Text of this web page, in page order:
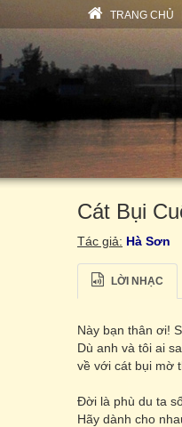
TRANG CHỦ
Cát Bụi
Tác giả: Hà Sơn
LỜI NHẠC
Này bạn thân ơi!
Dù anh và tôi ai
về với cát bụi mờ
Đời là phù du ta
Hãy dành cho